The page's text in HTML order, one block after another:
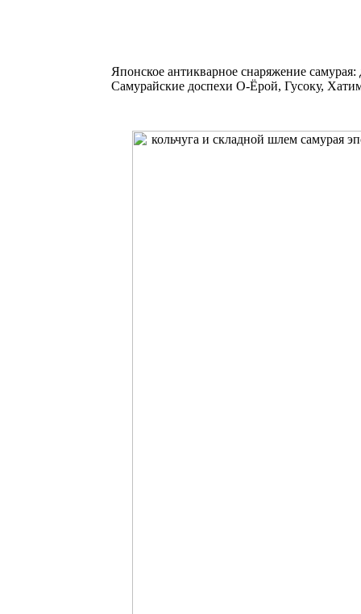
Японское антикварное снаряжение самурая:
Самурайские доспехи О-Ёрой, Гусоку,